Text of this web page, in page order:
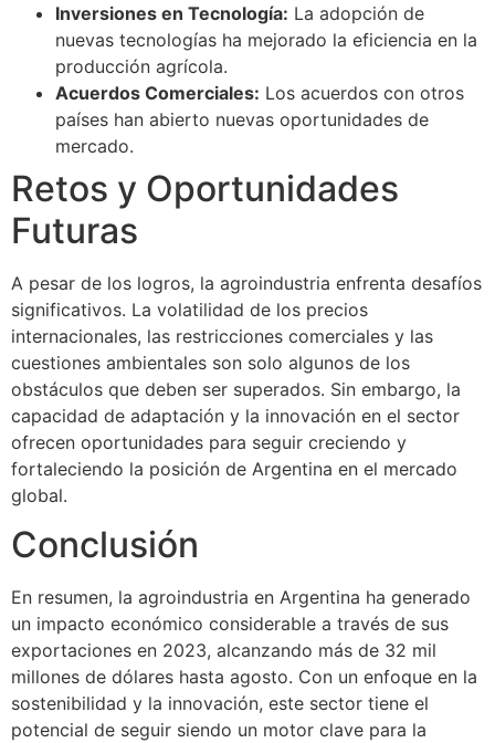
Inversiones en Tecnología: La adopción de
nuevas tecnologías ha mejorado la eficiencia en la
producción agrícola.
Acuerdos Comerciales: Los acuerdos con otros
países han abierto nuevas oportunidades de
mercado.
Retos y Oportunidades
Futuras
A pesar de los logros, la agroindustria enfrenta desafíos
significativos. La volatilidad de los precios
internacionales, las restricciones comerciales y las
cuestiones ambientales son solo algunos de los
obstáculos que deben ser superados. Sin embargo, la
capacidad de adaptación y la innovación en el sector
ofrecen oportunidades para seguir creciendo y
fortaleciendo la posición de Argentina en el mercado
global.
Conclusión
En resumen, la agroindustria en Argentina ha generado
un impacto económico considerable a través de sus
exportaciones en 2023, alcanzando más de 32 mil
millones de dólares hasta agosto. Con un enfoque en la
sostenibilidad y la innovación, este sector tiene el
potencial de seguir siendo un motor clave para la